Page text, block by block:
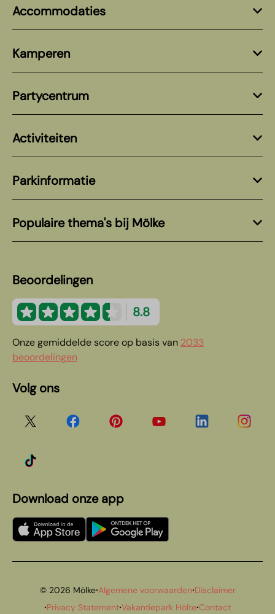
Accommodaties
Kamperen
Partycentrum
Activiteiten
Parkinformatie
Populaire thema's bij Mölke
Beoordelingen
8.8
Onze gemiddelde score op basis van 2033
beoordelingen
Volg ons
Download onze app
© 2026 Mölke·Algemene voorwaarden·Disclaimer
·Privacy Statement·Vakantiepark Hölte·Contact